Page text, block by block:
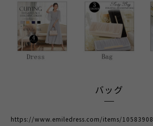
バッグ
https://www.emiledress.com/items/10583908